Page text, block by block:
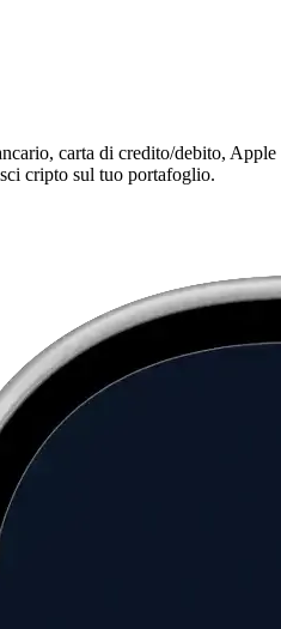
carta di credito/debito, Apple
cripto sul tuo portafoglio.